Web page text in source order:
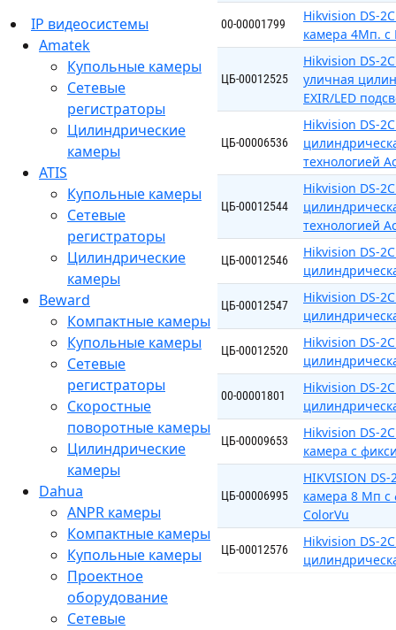
IP видеосистемы
Amatek
Купольные камеры
Сетевые
регистраторы
Цилиндрические
камеры
ATIS
Купольные камеры
Сетевые
регистраторы
Цилиндрические
камеры
Beward
Компактные камеры
Купольные камеры
Сетевые
регистраторы
Скоростные
поворотные камеры
Цилиндрические
камеры
Dahua
ANPR камеры
Компактные камеры
Купольные камеры
Проектное
оборудование
Сетевые
00-00001799
Hikvision DS-
камера 4Мп. с
ЦБ-00012525
Hikvision DS-
уличная
EXIR/LED
ЦБ-00006536
Hikvision DS-
технологией
ЦБ-00012544
Hikvision DS-
технологией
ЦБ-00012546
Hikvision DS-
ЦБ-00012547
Hikvision DS-
ЦБ-00012520
Hikvision DS-
00-00001801
Hikvision DS-
ЦБ-00009653
Hikvision DS-
камера с
ЦБ-00006995
HIKVISION
камера 8 Мп с
ColorVu
ЦБ-00012576
Hikvision DS-